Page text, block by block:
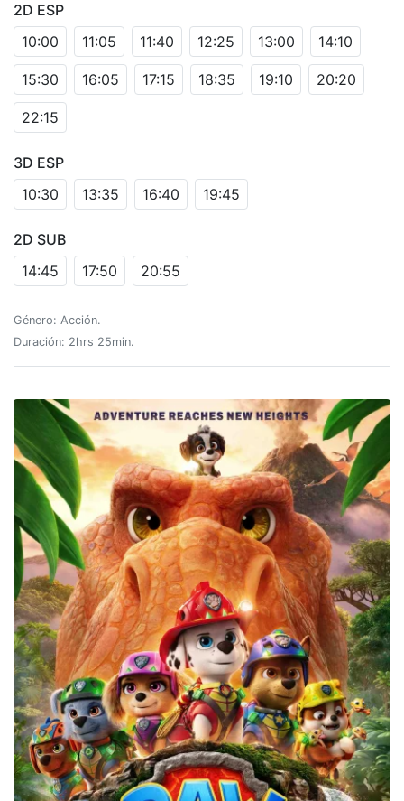
2D ESP
10:00
11:05 11:40 12:25 13:00 14:10
15:30 16:05 17:15 18:35 19:10 20:20
22:15
3D ESP
10:30
13:35 16:40 19:45
2D SUB
14:45
17:50 20:55
Género: Acción.
Duración: 2hrs 25min.